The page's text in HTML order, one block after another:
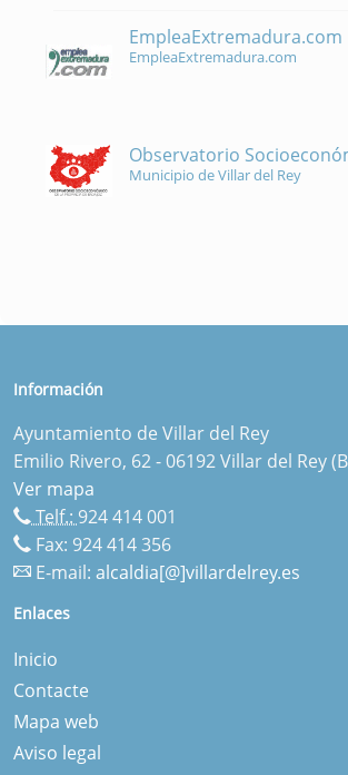
EmpleaExtremadura.com
EmpleaExtremadura.com
Observatorio
Municipio de Villar del Rey
Información
Ayuntamiento de Villar del Rey
Emilio Rivero, 62 - 06192 Villar del Rey
Ver mapa
Telf.: 924 414 001
Fax: 924 414 356
E-mail: alcaldia[@]villardelrey.es
Enlaces
Inicio
Contacte
Mapa web
Aviso legal